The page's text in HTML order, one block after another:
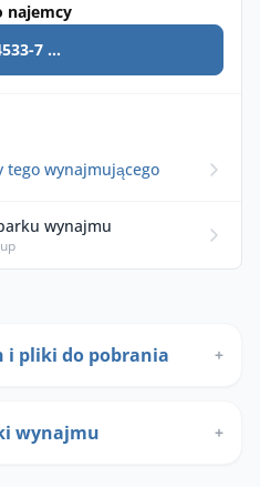
najemcy
7 ...
tego wynajmującego
wynajmu
i pliki do pobrania +
wynajmu +